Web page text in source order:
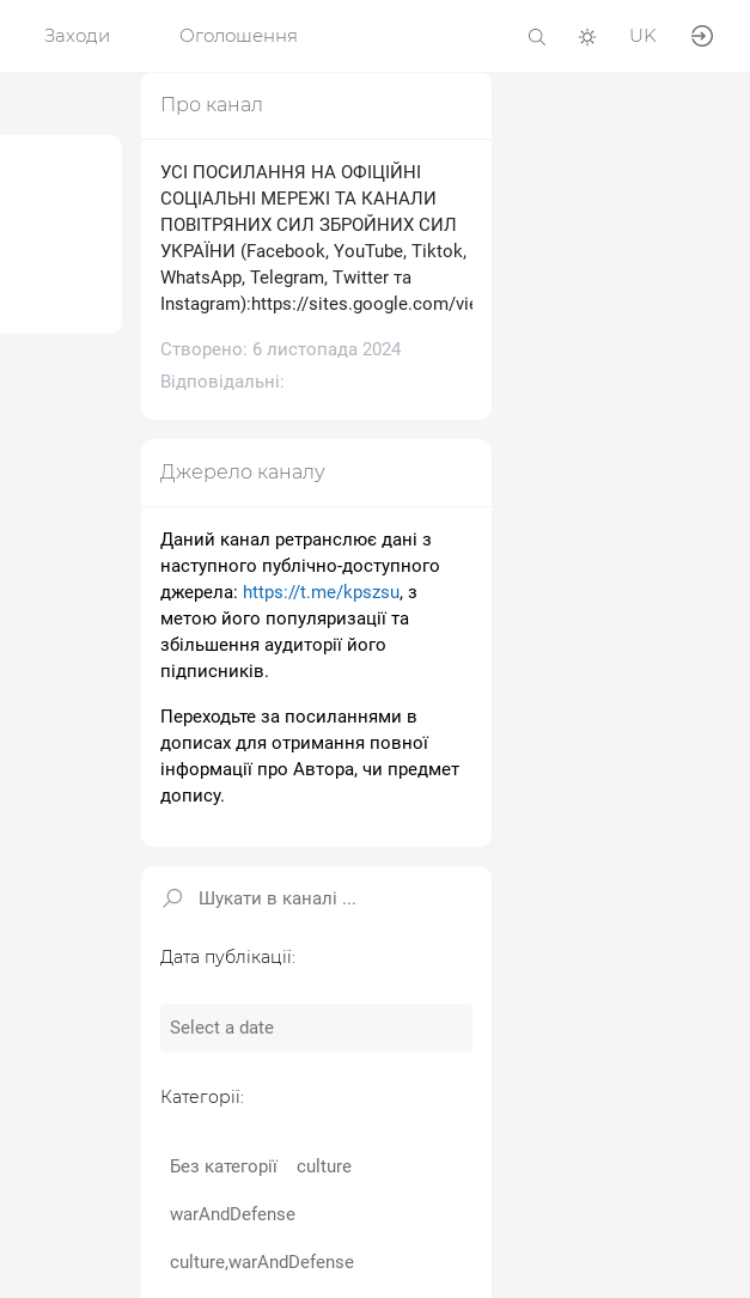
Заходи Оголошення UK
Про канал
УСІ ПОСИЛАННЯ НА ОФІЦІЙНІ
СОЦІАЛЬНІ МЕРЕЖІ ТА КАНАЛИ
ПОВІТРЯНИХ СИЛ ЗБРОЙНИХ СИЛ
УКРАЇНИ (Facebook, YouTube, Tiktok,
WhatsApp, Telegram, Тwitter та
Іnstagram):https://sites.google.com/view/ukrainianairforce
Створено: 6 листопада 2024
Відповідальні:
Джерело каналу
Даний канал ретранслює дані з
наступного публічно-доступного
джерела: https://t.me/kpszsu, з
метою його популяризації та
збільшення аудиторії його
підписників.
Переходьте за посиланнями в
дописах для отримання повної
інформації про Автора, чи предмет
допису.
Дата публікації:
Категорії:
Без категорії culture
warAndDefense
culture,warAndDefense